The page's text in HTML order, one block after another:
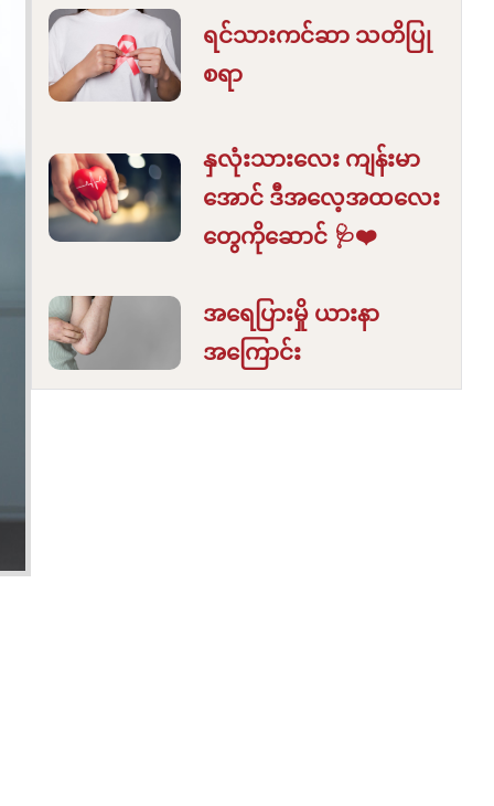
ရင်သားကင်ဆာ သတိပြု
စရာ
နှလုံးသားလေး ကျန်းမာ
အောင် ဒီအလေ့အထလေး
တွေကိုဆောင် 🩺❤️
အရေပြားမှို ယားနာ
အကြောင်း